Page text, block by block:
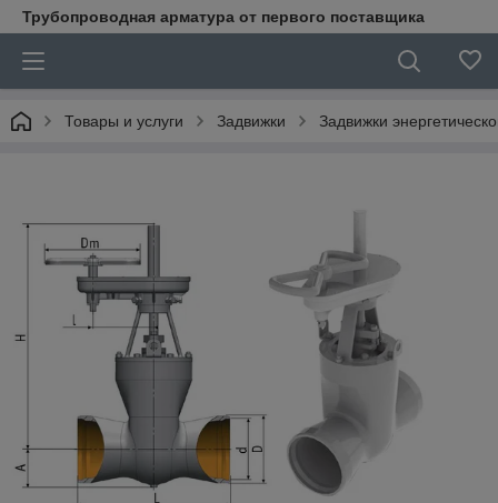
Трубопроводная арматура от первого поставщика
Товары и услуги Задвижки Задвижки